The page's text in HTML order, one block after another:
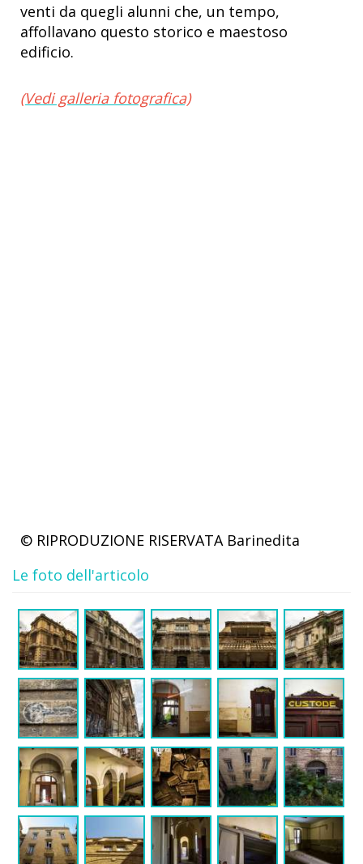
venti da quegli alunni che, un tempo,
affollavano questo storico e maestoso
edificio.
(Vedi galleria fotografica)
© RIPRODUZIONE RISERVATA Barinedita
Le foto dell'articolo